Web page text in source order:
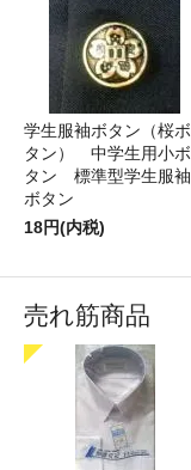
学生服袖ボタン（桜ボ
タン） 中学生用小ボ
タン 標準型学生服袖
ボタン
18円(内税)
売れ筋商品